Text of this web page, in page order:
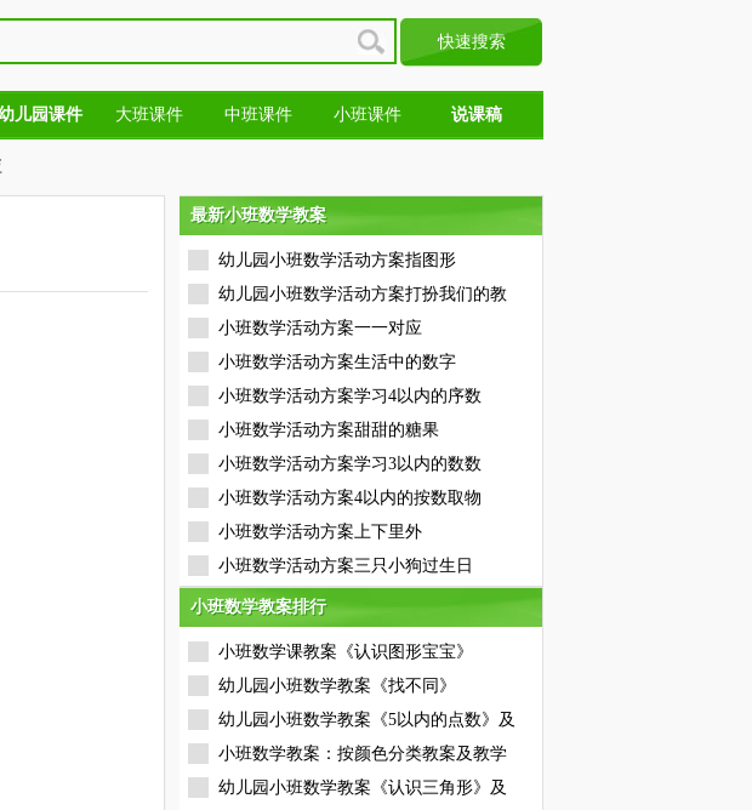
儿园课件 大班课件 中班课件 小班课件 说课稿
最新小班数学教案
最新小班数学教案
幼儿园小班数学活动方案指图形
幼儿园小班数学活动方案打扮我们的教
小班数学活动方案一一对应
小班数学活动方案生活中的数字
小班数学活动方案学习4以内的序数
小班数学活动方案甜甜的糖果
小班数学活动方案学习3以内的数数
小班数学活动方案4以内的按数取物
小班数学活动方案上下里外
小班数学活动方案三只小狗过生日
小班数学教案排行
小班数学教案排行
小班数学课教案《认识图形宝宝》
幼儿园小班数学教案《找不同》
幼儿园小班数学教案《5以内的点数》及
小班数学教案：按颜色分类教案及教学
幼儿园小班数学教案《认识三角形》及